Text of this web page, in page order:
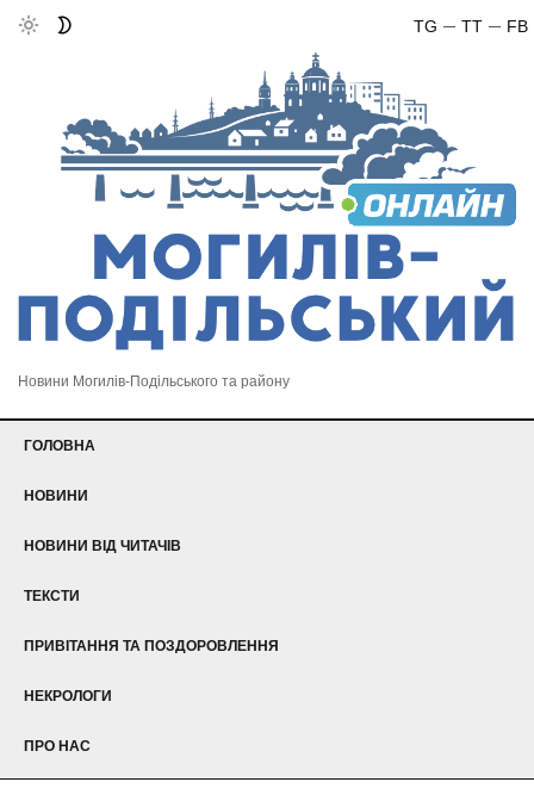
FB
TT
TG
Новини Могилів-Подільського та району
ГОЛОВНА
НОВИНИ
НОВИНИ ВІД ЧИТАЧІВ
ТЕКСТИ
ПРИВІТАННЯ ТА ПОЗДОРОВЛЕННЯ
НЕКРОЛОГИ
ПРО НАС